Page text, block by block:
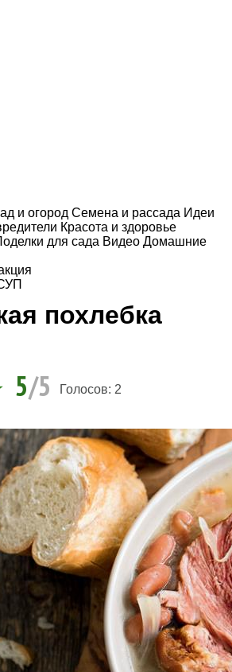
и огород Семена и рассада Идеи
Красота и здоровье
для сада Видео Домашние
похлебка
5/5 Голосов: 2